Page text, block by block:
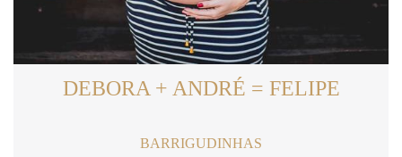
DEBORA + ANDRÉ = FELIPE
BARRIGUDINHAS